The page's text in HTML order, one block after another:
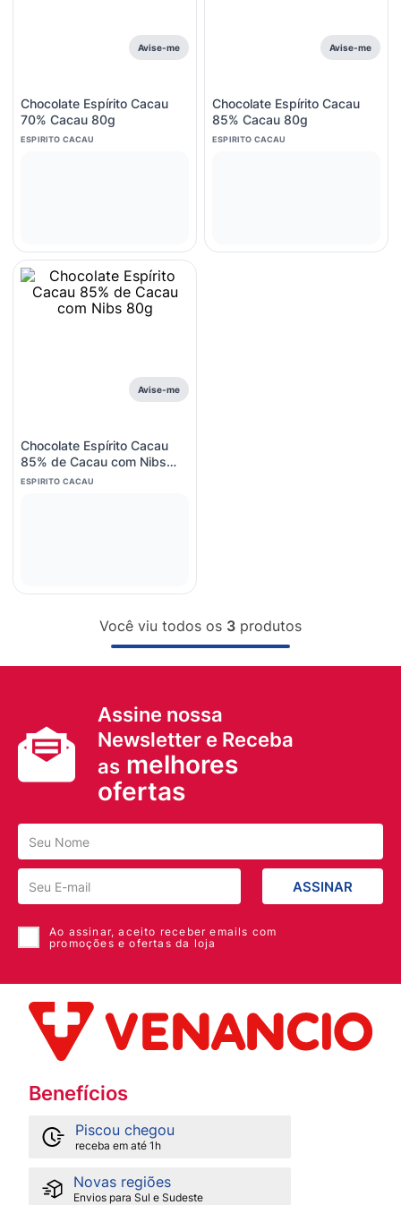
Avise-me
Chocolate Espírito Cacau
70% Cacau 80g
ESPIRITO CACAU
Avise-me
Chocolate Espírito Cacau
85% Cacau 80g
ESPIRITO CACAU
Avise-me
Chocolate Espírito Cacau
85% de Cacau com Nibs
80g
ESPIRITO CACAU
Você viu todos os 3 produtos
Assine nossa
Newsletter e Receba
as melhores
ofertas
ASSINAR
Ao assinar, aceito receber emails com
promoções e ofertas da loja
Benefícios
Piscou chegou
receba em até 1h
Novas regiões
Envios para Sul e Sudeste
lenço umedecido